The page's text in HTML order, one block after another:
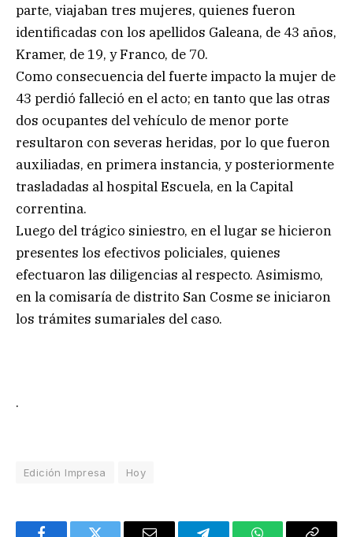
parte, viajaban tres mujeres, quienes fueron
identificadas con los apellidos Galeana, de 43 años,
Kramer, de 19, y Franco, de 70.
Como consecuencia del fuerte impacto la mujer de
43 perdió falleció en el acto; en tanto que las otras
dos ocupantes del vehículo de menor porte
resultaron con severas heridas, por lo que fueron
auxiliadas, en primera instancia, y posteriormente
trasladadas al hospital Escuela, en la Capital
correntina.
Luego del trágico siniestro, en el lugar se hicieron
presentes los efectivos policiales, quienes
efectuaron las diligencias al respecto. Asimismo,
en la comisaría de distrito San Cosme se iniciaron
los trámites sumariales del caso.
.
Edición Impresa Hoy